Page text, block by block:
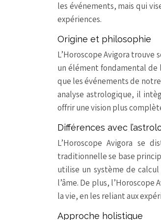
les événements, mais qui
expériences.
Origine et philosophie
L’Horoscope Avigora
un élément fondamental de
que les événements de
analyse astrologique, il
offrir une vision plus
Différences avec
L’Horoscope Avigora se
traditionnelle se base
utilise un système de
l’âme. De plus,
la vie, en les reliant aux
Approche holistique